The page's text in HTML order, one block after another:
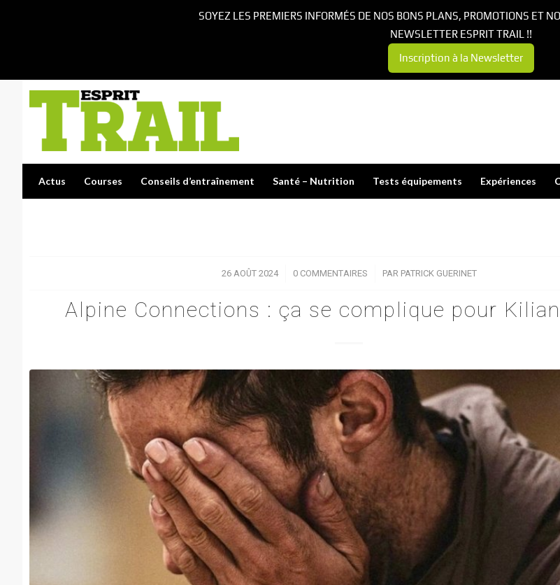
Actus Courses Conseils d’entraînement Santé – Nutrition Tests équipements Expériences
26 AOÛT 2024
/ 0 COMMENTAIRES
/ PAR PATRICK GUERINET
Alpine Connections : ça se complique pour
SOYEZ LES PREMIERS INFORMÉS DE NOS BONS PLANS, PROMOTIONS ET
NEWSLETTER ESPRIT TRAIL !!
Inscription à la Newsletter